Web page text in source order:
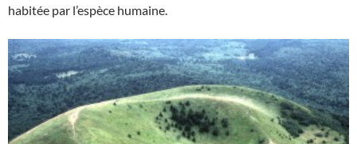
habitée par l’espèce humaine.